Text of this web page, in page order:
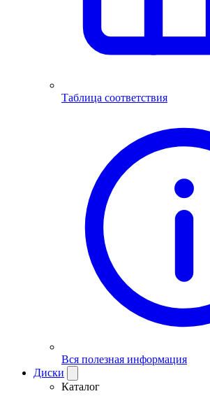
Таблица соответствия
Вся полезная информация
Диски
Каталог